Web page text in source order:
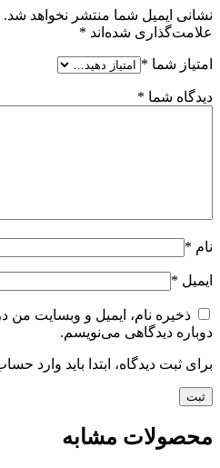
نشانی ایمیل شما منتشر نخواهد شد.
علامت‌گذاری شده‌اند *
امتیاز شما *
دیدگاه شما *
نام *
ایمیل *
ذخیره نام، ایمیل و وبسایت من
دوباره دیدگاهی می‌نویسم.
برای ثبت دیدگاه، ابتدا باید وارد
محصولات مشابه